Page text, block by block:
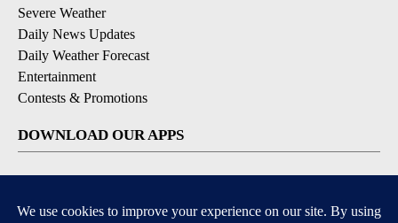
Severe Weather
Daily News Updates
Daily Weather Forecast
Entertainment
Contests & Promotions
DOWNLOAD OUR APPS